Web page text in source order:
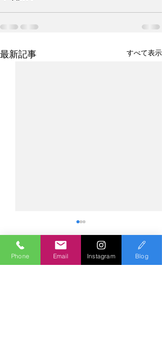
最新記事 すべて表示
Phone Email Instagram Blog